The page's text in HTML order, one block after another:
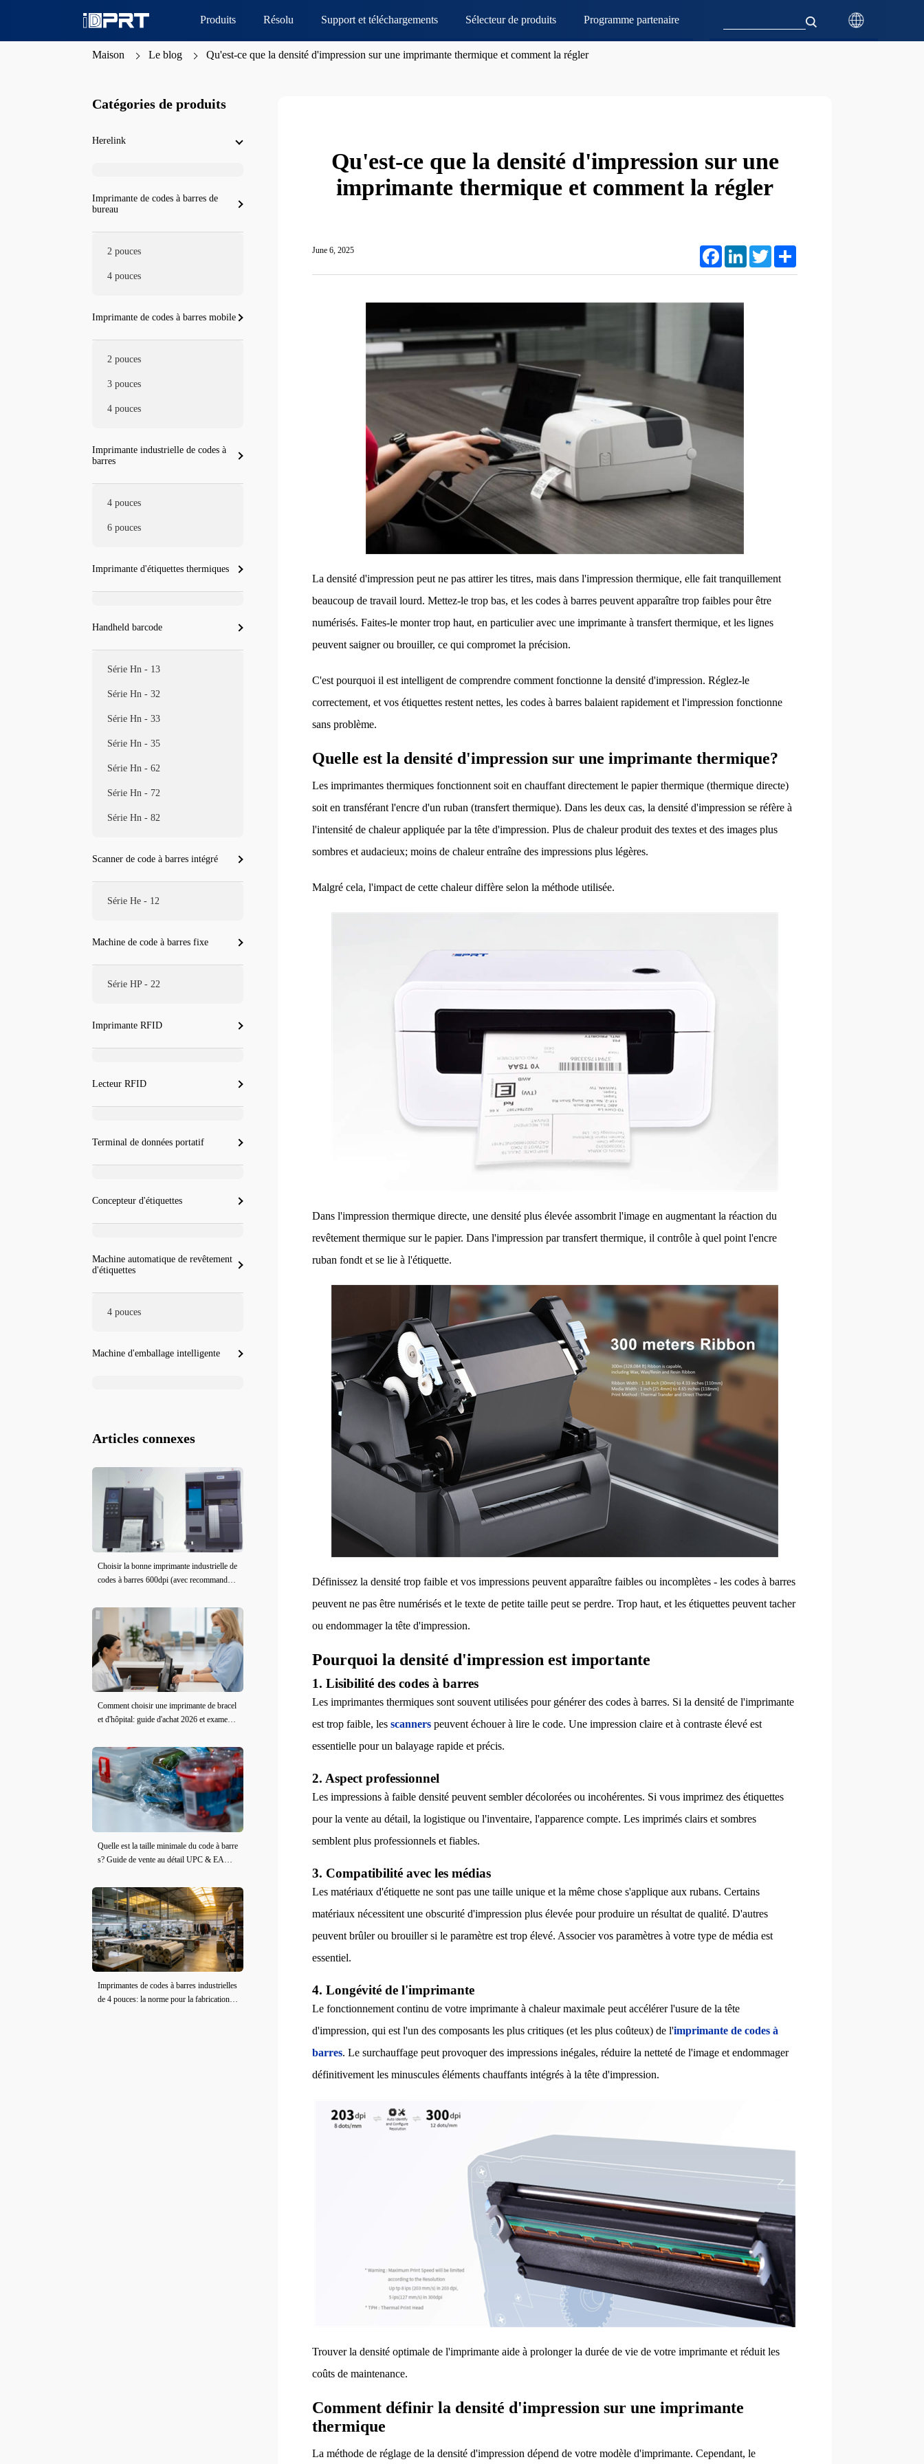
Produits Résolu Support et téléchargements Sélecteur de produits Programme partenaire
Maison Le blog Qu'est-ce que la densité d'impression sur une imprimante thermique et comment la régler
Qu'est-ce que la densité d'impression sur une
imprimante thermique et comment la régler
June 6, 2025 FacebookLinkedIn Twitter
La densité d'impression peut ne pas attirer les titres, mais dans l'impression thermique, elle fait tranquillement
beaucoup de travail lourd. Mettez-le trop bas, et les codes à barres peuvent apparaître trop faibles pour être
numérisés. Faites-le monter trop haut, en particulier avec une imprimante à transfert thermique, et les lignes
peuvent saigner ou brouiller, ce qui compromet la précision.
C'est pourquoi il est intelligent de comprendre comment fonctionne la densité d'impression. Réglez-le
correctement, et vos étiquettes restent nettes, les codes à barres balaient rapidement et l'impression fonctionne
sans problème.
Quelle est la densité d'impression sur une imprimante thermique?
Les imprimantes thermiques fonctionnent soit en chauffant directement le papier thermique (thermique directe)
soit en transférant l'encre d'un ruban (transfert thermique). Dans les deux cas, la densité d'impression se réfère à
l'intensité de chaleur appliquée par la tête d'impression. Plus de chaleur produit des textes et des images plus
sombres et audacieux; moins de chaleur entraîne des impressions plus légères.
Malgré cela, l'impact de cette chaleur diffère selon la méthode utilisée.
Dans l'impression thermique directe, une densité plus élevée assombrit l'image en augmentant la réaction du
revêtement thermique sur le papier. Dans l'impression par transfert thermique, il contrôle à quel point l'encre
ruban fondt et se lie à l'étiquette.
Définissez la densité trop faible et vos impressions peuvent apparaître faibles ou incomplètes - les codes à barres
peuvent ne pas être numérisés et le texte de petite taille peut se perdre. Trop haut, et les étiquettes peuvent tacher
ou endommager la tête d'impression.
Pourquoi la densité d'impression est importante
1. Lisibilité des codes à barres
Les imprimantes thermiques sont souvent utilisées pour générer des codes à barres. Si la densité de l'imprimante
est trop faible, lesscanners peuvent échouer à lire le code. Une impression claire et à contraste élevé est
essentielle pour un balayage rapide et précis.
2. Aspect professionnel
Les impressions à faible densité peuvent sembler décolorées ou incohérentes. Si vous imprimez des étiquettes
pour la vente au détail, la logistique ou l'inventaire, l'apparence compte. Les imprimés clairs et sombres
semblent plus professionnels et fiables.
3. Compatibilité avec les médias
Les matériaux d'étiquette ne sont pas une taille unique et la même chose s'applique aux rubans. Certains
matériaux nécessitent une obscurité d'impression plus élevée pour produire un résultat de qualité. D'autres
peuvent brûler ou brouiller si le paramètre est trop élevé. Associer vos paramètres à votre type de média est
essentiel.
4. Longévité de l'imprimante
Le fonctionnement continu de votre imprimante à chaleur maximale peut accélérer l'usure de la tête
d'impression, qui est l'un des composants les plus critiques (et les plus coûteux) de l'imprimante de codes à
barres. Le surchauffage peut provoquer des impressions inégales, réduire la netteté de l'image et endommager
définitivement les minuscules éléments chauffants intégrés à la tête d'impression.
Trouver la densité optimale de l'imprimante aide à prolonger la durée de vie de votre imprimante et réduit les
coûts de maintenance.
Comment définir la densité d'impression sur une imprimante
thermique
La méthode de réglage de la densité d'impression dépend de votre modèle d'imprimante. Cependant, le
Catégories de produits
Herelink
Imprimante de codes à barres de
bureau
2 pouces
4 pouces
Imprimante de codes à barres mobile
2 pouces
3 pouces
4 pouces
Imprimante industrielle de codes à
barres
4 pouces
6 pouces
Imprimante d'étiquettes thermiques
Handheld barcode
Série Hn - 13
Série Hn - 32
Série Hn - 33
Série Hn - 35
Série Hn - 62
Série Hn - 72
Série Hn - 82
Scanner de code à barres intégré
Série He - 12
Machine de code à barres fixe
Série HP - 22
Imprimante RFID
Lecteur RFID
Terminal de données portatif
Concepteur d'étiquettes
Machine automatique de revêtement
d'étiquettes
4 pouces
Machine d'emballage intelligente
Articles connexes
Choisir la bonne imprimante industrielle de
codes à barres 600dpi (avec recommandati
Comment choisir une imprimante de bracel
et d'hôpital: guide d'achat 2026 et examen i
Quelle est la taille minimale du code à barre
s? Guide de vente au détail UPC & EAN
Imprimantes de codes à barres industrielles
de 4 pouces: la norme pour la fabrication d